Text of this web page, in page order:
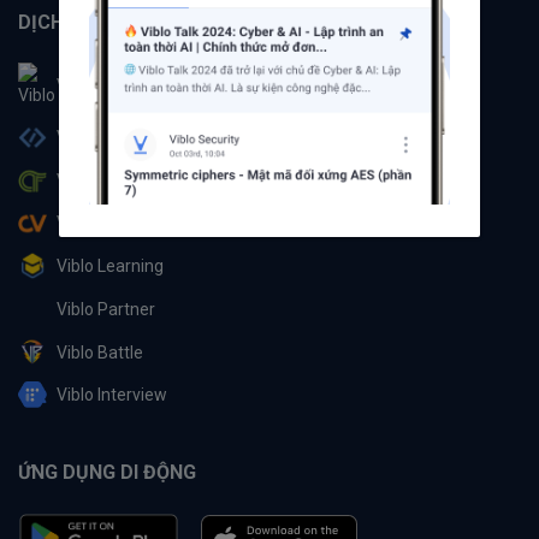
DỊCH VỤ
Viblo
Viblo Code
Viblo CTF
Viblo CV
Viblo Learning
Viblo Partner
Viblo Battle
Viblo Interview
ỨNG DỤNG DI ĐỘNG